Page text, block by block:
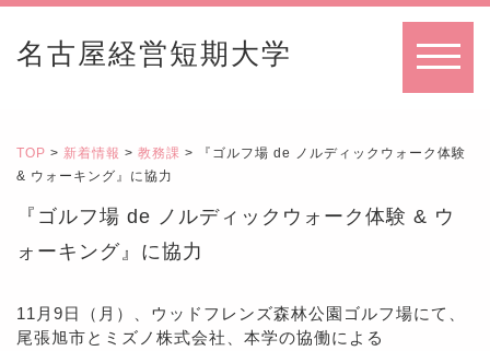
名古屋経営短期大学
TOP > 新着情報 > 教務課 > 『ゴルフ場 de ノルディックウォーク体験
& ウォーキング』に協力
『ゴルフ場 de ノルディックウォーク体験 & ウ
ォーキング』に協力
11月9日（月）、ウッドフレンズ森林公園ゴルフ場にて、
尾張旭市とミズノ株式会社、本学の協働による